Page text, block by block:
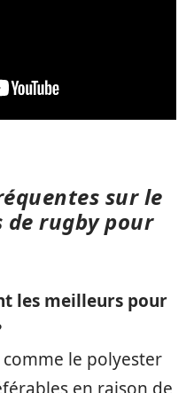
sur le
rugby pour
les meilleurs pour
le polyester